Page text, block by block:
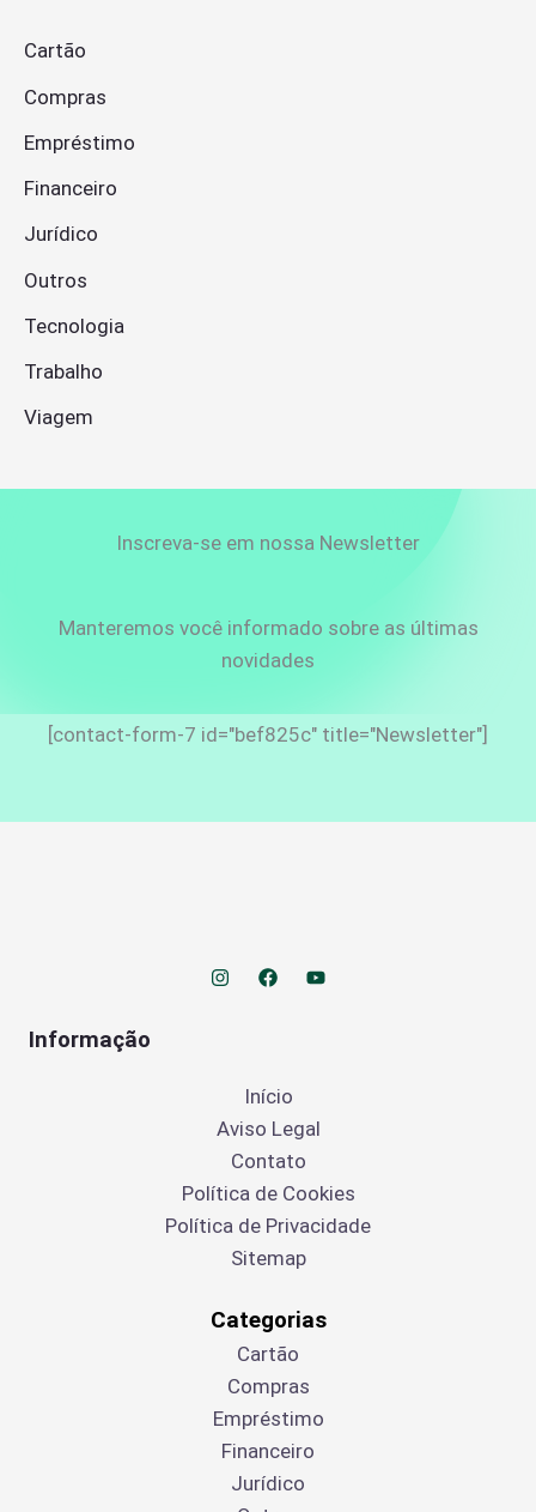
Cartão
Compras
Empréstimo
Financeiro
Jurídico
Outros
Tecnologia
Trabalho
Viagem
Inscreva-se em nossa Newsletter
Manteremos você informado sobre as últimas
novidades
[contact-form-7 id="bef825c" title="Newsletter"]
Informação
Início
Aviso Legal
Contato
Política de Cookies
Política de Privacidade
Sitemap
Categorias
Cartão
Compras
Empréstimo
Financeiro
Jurídico